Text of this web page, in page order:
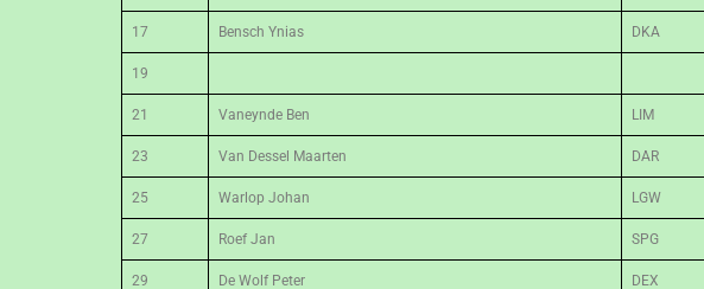
17 Bensch Ynias DKA
19
21 Vaneynde Ben LIM
23 Van Dessel Maarten DAR
25 Warlop Johan LGW
27 Roef Jan SPG
29 De Wolf Peter DEX